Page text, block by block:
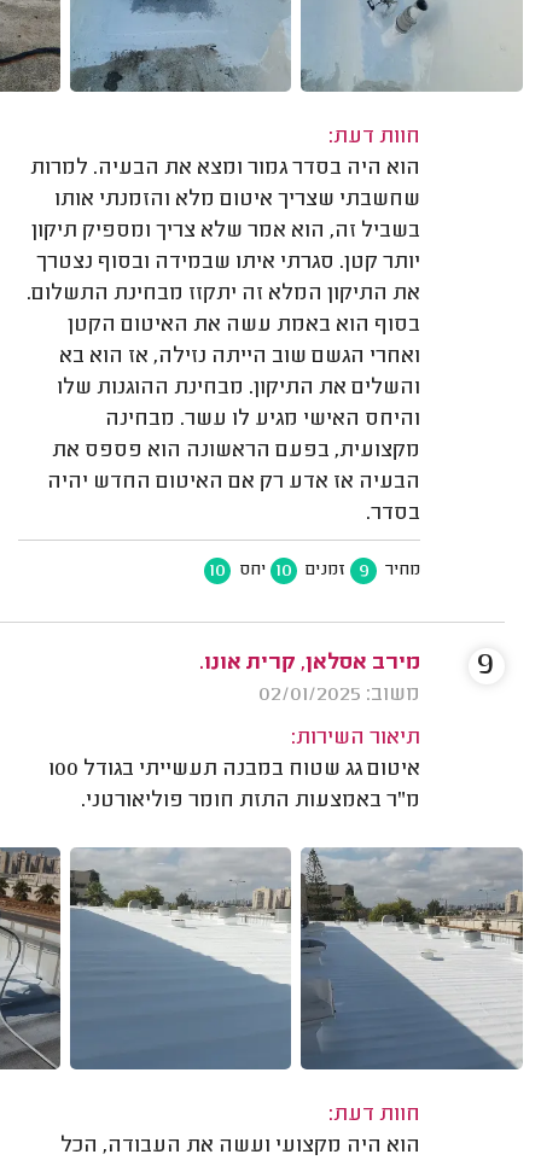
חוות דעת:
הוא היה בסדר גמור ומצא את הבעיה. למרות
שחשבתי שצריך איטום מלא והזמנתי אותו
בשביל זה, הוא אמר שלא צריך ומספיק תיקון
יותר קטן. סגרתי איתו שבמידה ובסוף נצטרך
את התיקון המלא זה יתקזז מבחינת התשלום.
בסוף הוא באמת עשה את האיטום הקטן
ואחרי הגשם שוב הייתה נזילה, אז הוא בא
והשלים את התיקון. מבחינת ההוגנות שלו
והיחס האישי מגיע לו עשר. מבחינה
מקצועית, בפעם הראשונה הוא פספס את
הבעיה אז אדע רק אם האיטום החדש יהיה
בסדר.
מחיר 9 זמנים 10 יחס 10
מירב אסלאן, קרית אונו.
משוב: 02/01/2025
תיאור השירות:
איטום גג שטוח במבנה תעשייתי בגודל 100
מ"ר באמצעות התזת חומר פוליאורטני.
חוות דעת:
הוא היה מקצועי ועשה את העבודה, הכל
9